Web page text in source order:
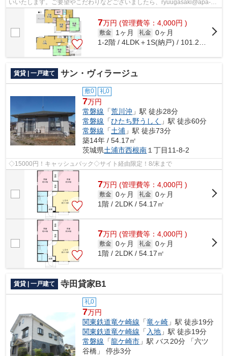
いいたします。ご要望やこだわりなどございましたら、ryuugasaki@apa-
to.co.jpにてお申し付け下さい。お部屋探...
7万円 (管理費等：4,000円 )
敷金 1ヶ月 礼金 0ヶ月
1-2階 / 4LDK＋1S(納戸) / 101.21㎡
賃貸 | 一戸建て サン・ヴィラージュ
敷0 礼0
7万円
常磐線 「荒川沖 」駅 徒歩28分
常磐線 「ひたち野うしく
」駅 徒歩60分
常磐線 「土浦 」駅 徒歩73分
築14年 / 54.17㎡
茨城県土浦市西根南 １丁目11-8-2
◇15000円！キャッシュバック◇サイト経由限定！8/末まで
7万円 (管理費等：4,000円 )
敷金 0ヶ月 礼金 0ヶ月
1階 / 2LDK / 54.17㎡
7万円 (管理費等：4,000円 )
敷金 0ヶ月 礼金 0ヶ月
1階 / 2LDK / 54.17㎡
賃貸 | 一戸建て 寺田貸家B1
礼0
7万円
関東鉄道竜ケ崎線 「竜ヶ崎 」駅 徒歩19分
関東鉄道竜ケ崎線 「 入地 」駅 徒歩19分
常磐線 「龍ケ崎市 」駅 バス20分 「六ツ
谷橋」 停歩3分